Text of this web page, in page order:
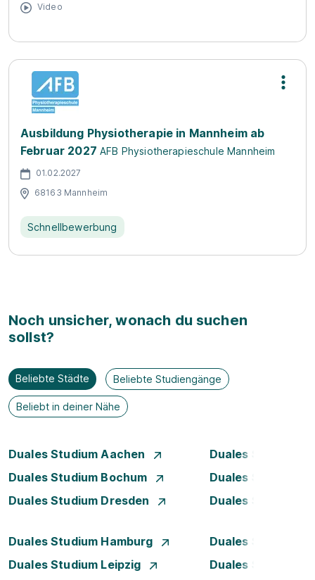
Video
Ausbildung Physiotherapie in Mannheim ab
Februar 2027 AFB Physiotherapieschule Mannheim
01.02.2027
68163 Mannheim
Schnellbewerbung
Noch unsicher, wonach du suchen
sollst?
Beliebte Städte Beliebte Studiengänge
Beliebt in deiner Nähe
Duales Studium Aachen
Duales Studium
Duales Studium Bochum
Duales Studium
Duales Studium Dresden
Duales Studium
Duales Studium Hamburg
Duales Studium
Duales Studium Leipzig
Duales Studium